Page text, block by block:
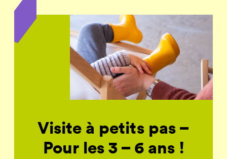
Visite à petits pas –
Pour les 3 – 6 ans !